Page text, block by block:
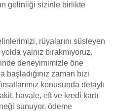
gelinliği sizinle birlikte
rüyalarını süsleyen
yalnız bırakmıyoruz.
deneyimimizle öne
başladığınız zaman bizi
konusunda detaylı
havale, eft ve kredi kartı
sunuyor, ödeme